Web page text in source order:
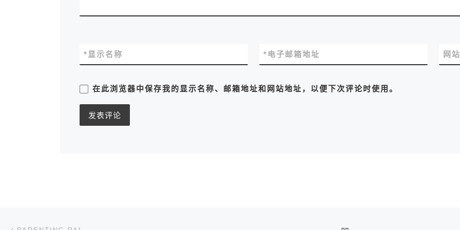
显示名称
* 电子邮箱地址
* 网
在此浏览器中保存我的显示名称、邮箱地址和网站地址，以便下次评论时使用。
文章导航